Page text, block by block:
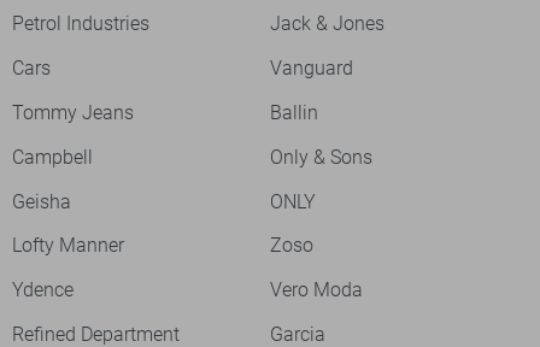
Petrol Industries
Jack & Jones
Cars
Vanguard
Tommy Jeans
Ballin
Campbell
Only & Sons
Geisha
ONLY
Lofty Manner
Zoso
Ydence
Vero Moda
Refined Department
Garcia